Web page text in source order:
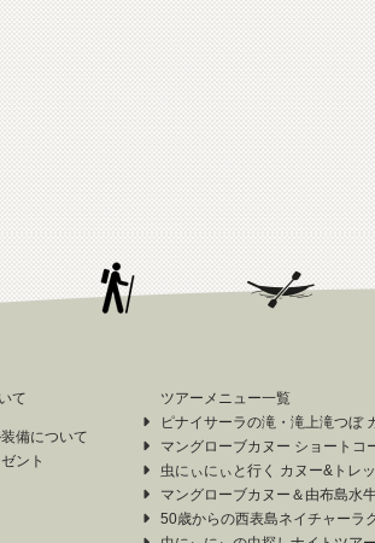
て
備について
ント
ツアーメニュー一覧
ピナイサーラの滝・滝上滝つぼ
マングローブカヌー ショートコ
虫にぃにぃと行く カヌー&トレ
マングローブカヌー＆由布島水
50歳からの西表島ネイチャーラ